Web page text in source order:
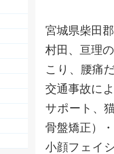
宮城県柴田
村田、亘理
こり、腰痛
交通事故に
サポート、
骨盤矯正）
小顔フェイ